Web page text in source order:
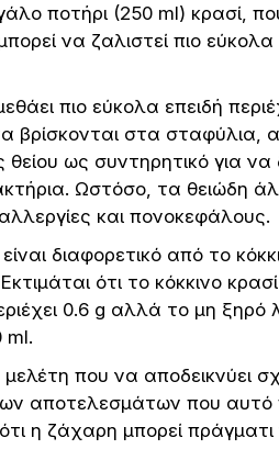
ποτήρι (250 ml) κρασί,
να ζαλιστεί πιο
πιο εύκολα επειδή
βρίσκονται στα σταφύλια,
ως συντηρητικό για
Ωστόσο, τα θειώδη
και πονοκεφάλους.
διαφορετικό από το
ότι το κόκκινο
0.6 g αλλά το μη ξηρό
ml.
που να αποδεικνύει
αποτελεσμάτων που αυτό
η ζάχαρη μπορεί